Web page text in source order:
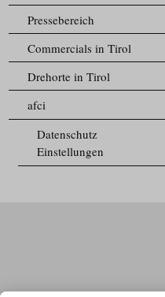
Pressebereich
Commercials in Tirol
Drehorte in Tirol
afci
Datenschutz
Einstellungen